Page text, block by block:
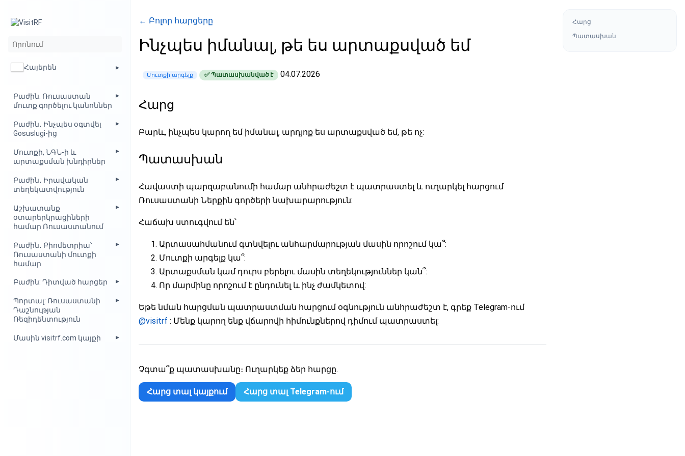
Հայերեն
Բաժին. Ռուսաստան
մուտք գործելու կանոններ
Բաժին․ Ինչպես օգտվել
Gosuslugi-ից
Մուտքի, ՆԳՆ-ի և
արտաքսման խնդիրներ
Բաժին․ Իրավական
տեղեկատվություն
Աշխատանք
օտարերկրացիների
համար Ռուսաստանում
Բաժին․ Բիոմետրիա՝
Ռուսաստանի մուտքի
համար
Բաժին: Դիտված հարցեր
Պորտալ: Ռուսաստանի
Դաշնության
Ռեզիդենտություն
Մասին visitrf.com կայքի
← Բոլոր հարցերը
Ինչպես իմանալ, թե ես արտաքսված եմ
Մուտքի արգելք ✅ Պատասխանված է 04.07.2026
Հարց
Բարև, ինչպես կարող եմ իմանալ, արդյոք ես արտաքսված եմ, թե ոչ:
Պատասխան
Հավաստի պարզաբանումի համար անհրաժեշտ է պատրաստել և ուղարկել հարցում
Ռուսաստանի Ներքին գործերի նախարարություն:
Հաճախ ստուգվում են՝
Արտասահմանում գտնվելու անհարմարության մասին որոշում կա՞:
Մուտքի արգելք կա՞:
Արտաքսման կամ դուրս բերելու մասին տեղեկություններ կան՞:
Որ մարմինը որոշում է ընդունել և ինչ ժամկետով:
Եթե նման հարցման պատրաստման հարցում օգնություն անհրաժեշտ է, գրեք Telegram-ում
@visitrf : Մենք կարող ենք վճարովի հիմունքներով դիմում պատրաստել:
Չգտա՞ք պատասխանը։ Ուղարկեք ձեր հարցը.
Հարց տալ կայքում Հարց տալ Telegram-ում
Հարց
Պատասխան